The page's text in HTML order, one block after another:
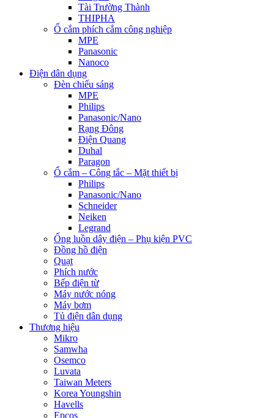
Tài Trường Thành
THIPHA
Ổ cắm phích cắm công nghiệp
MPE
Panasonic
Nanoco
Điện dân dụng
Đèn chiếu sáng
MPE
Philips
Panasonic/Nano
Rạng Đông
Điện Quang
Duhal
Paragon
Ổ cắm – Công tắc – Mặt thiết bị
Philips
Panasonic/Nano
Schneider
Neiken
Legrand
Ống luồn dây điện – Phụ kiện PVC
Đồng hồ điện
Quạt
Phích nước
Bếp điện từ
Máy nước nóng
Máy bơm
Tủ điện dân dụng
Thương hiệu
Mikro
Samwha
Osemco
Luvata
Taiwan Meters
Korea Youngshin
Havells
Epcos